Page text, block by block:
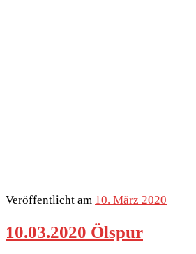
Veröffentlicht am 10. März 2020
10.03.2020 Ölspur